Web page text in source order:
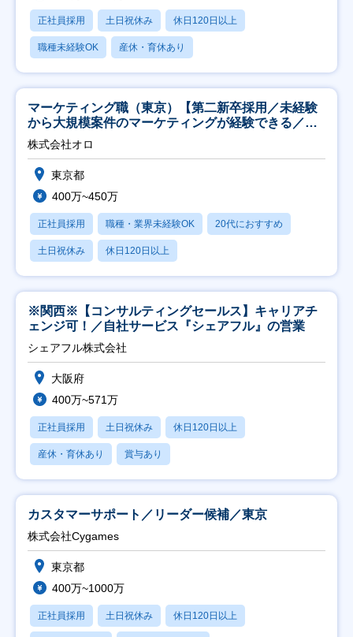
正社員採用 土日祝休み 休日120日以上
職種未経験OK 産休・育休あり
マーケティング職（東京）【第二新卒採用／未経験
から大規模案件のマーケティングが経験できる／研
修充実】
株式会社オロ
東京都
400万~450万
正社員採用 職種・業界未経験OK 20代におすすめ
土日祝休み 休日120日以上
※関西※【コンサルティングセールス】キャリアチ
ェンジ可！／自社サービス『シェアフル』の営業
シェアフル株式会社
大阪府
400万~571万
正社員採用 土日祝休み 休日120日以上
産休・育休あり 賞与あり
カスタマーサポート／リーダー候補／東京
株式会社Cygames
東京都
400万~1000万
正社員採用 土日祝休み 休日120日以上